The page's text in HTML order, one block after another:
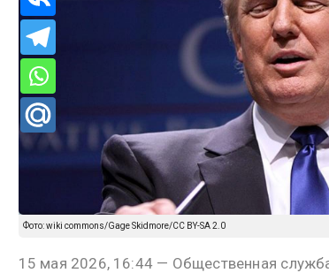
Фото: wiki commons/Gage Skidmore/CC BY-SA 2.0
15 мая 2026, 16:44 — Общественная